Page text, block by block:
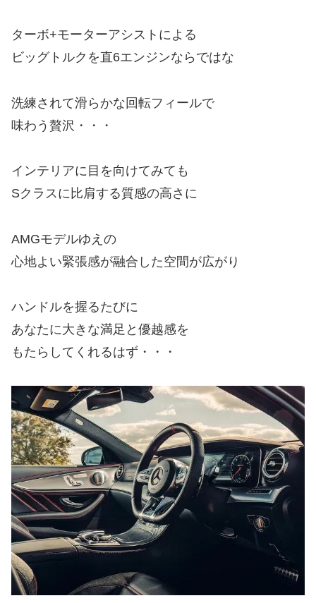
ターボ+モーターアシストによる
ビッグトルクを直6エンジンならではな
洗練されて滑らかな回転フィールで
味わう贅沢・・・
インテリアに目を向けてみても
Sクラスに比肩する質感の高さに
AMGモデルゆえの
心地よい緊張感が融合した空間が広がり
ハンドルを握るたびに
あなたに大きな満足と優越感を
もたらしてくれるはず・・・